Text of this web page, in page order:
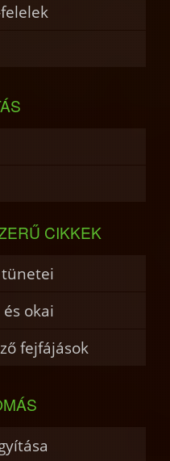
CIKKEK
okai
fejfájások